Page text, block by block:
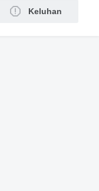
Keluhan